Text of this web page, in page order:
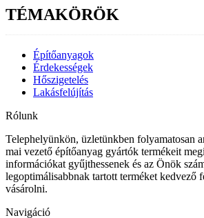
TÉMAKÖRÖK
Építőanyagok
Érdekességek
Hőszigetelés
Lakásfelújítás
Rólunk
Telephelyünkön, üzletünkben folyamatosan
mai vezető építőanyag gyártók termékeit
információkat gyűjthessenek és az Önök
legoptimálisabbnak tartott terméket kedvező
vásárolni.
Navigáció